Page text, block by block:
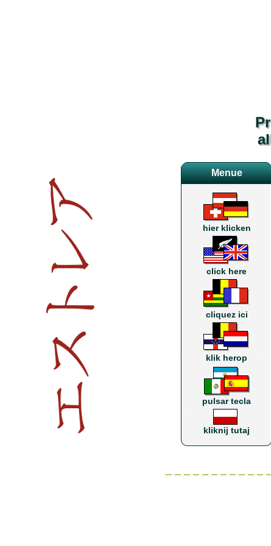
Menue
hier klicken
click here
cliquez ici
klik herop
pulsar tecla
kliknij tutaj